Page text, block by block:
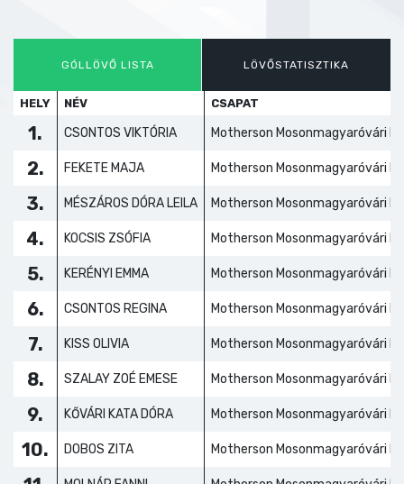
GÓLLÖVŐ LISTA LÖVŐSTATISZTIKA
HELY NÉV CSAPAT
1. CSONTOS VIKTÓRIA Motherson Mosonmagyaróvári KC
2. FEKETE MAJA Motherson Mosonmagyaróvári KC
3. MÉSZÁROS DÓRA LEILA Motherson Mosonmagyaróvári KC
4. KOCSIS ZSÓFIA Motherson Mosonmagyaróvári KC
5. KERÉNYI EMMA Motherson Mosonmagyaróvári KC
6. CSONTOS REGINA Motherson Mosonmagyaróvári KC
7. KISS OLIVIA Motherson Mosonmagyaróvári KC
8. SZALAY ZOÉ EMESE Motherson Mosonmagyaróvári KC
9. KŐVÁRI KATA DÓRA Motherson Mosonmagyaróvári KC
10. DOBOS ZITA Motherson Mosonmagyaróvári KC